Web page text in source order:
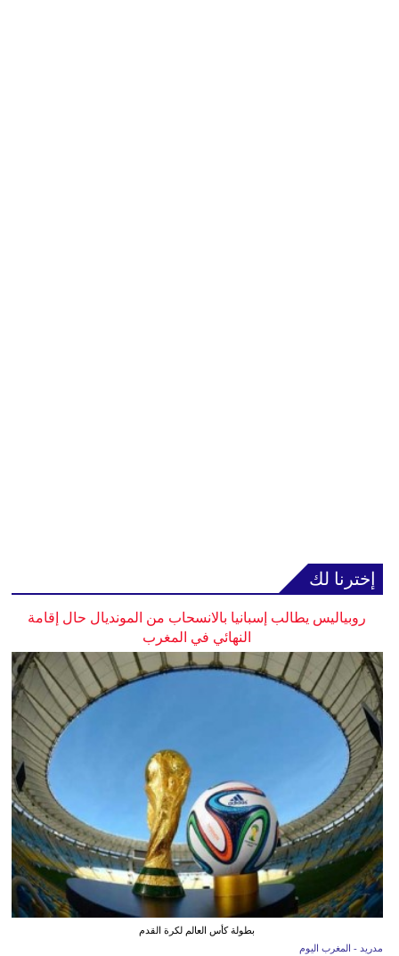
إخترنا لك
روبياليس يطالب إسبانيا بالانسحاب من المونديال حال إقامة
النهائي في المغرب
بطولة كأس العالم لكرة القدم
مدريد - المغرب اليوم